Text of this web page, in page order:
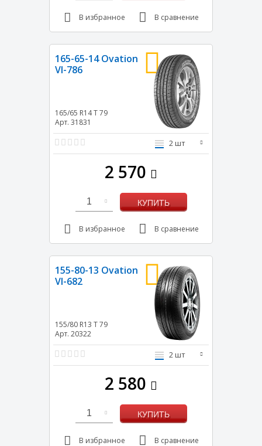
В избранное В сравнение
165-65-14 Ovation
VI-786
165/65 R14T79
Арт. 31831
2 шт
2 570
1 КУПИТЬ
В избранное В сравнение
155-80-13 Ovation
VI-682
155/80 R13 T79
Арт. 20322
2 шт
2 580
1 КУПИТЬ
В избранное В сравнение